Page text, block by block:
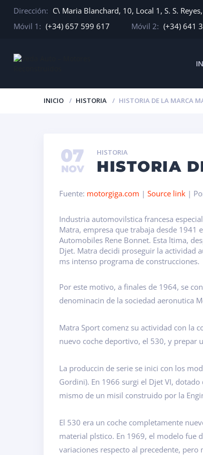
Dirección: C\ Maria Blanchard, 10, Local 1, S. S.
Móvil 1: (+34) 657 599 617 Móvil 2: (+34) 641
INICIO HISTORIA HISTORIA DE LA MARCA
HISTORIA
HISTORIA
07
NOV
Fuente: motorgiga.com | Source link |
Industria automovilstica francesa
Matra, empresa que trabaja desde 1941
Automobiles Rene Bonnet. Esta ltima,
Djet. Matra decidi proseguir la actividad
ms intenso programa de construcciones.
Por este motivo, a finales de 1964, se
denominacin de la sociedad aeronutica
Matra Sport comenz su actividad con la
nuevo coche deportivo, el 530, y prepar
La produccin de serie se inici con los
Gordini). En 1966 surgi el Djet VI,
mismo de un misil construido por la
El 530 era un coche completamente
material plstico. En 1969, el modelo fue
variaciones respecto al precedente,